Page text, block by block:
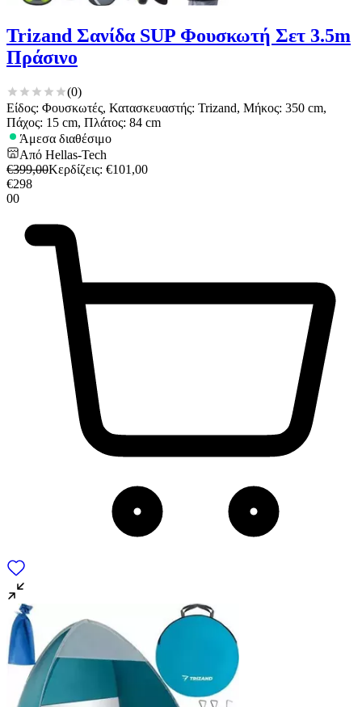
Trizand Σανίδα SUP Φουσκωτή Σετ 3.5m
Πράσινο
(0)
Είδος: Φουσκωτές, Κατασκευαστής: Trizand, Μήκος: 350 cm,
Πάχος: 15 cm, Πλάτος: 84 cm
Άμεσα διαθέσιμο
Από Hellas-Tech
€399,00Κερδίζεις: €101,00
€298
00